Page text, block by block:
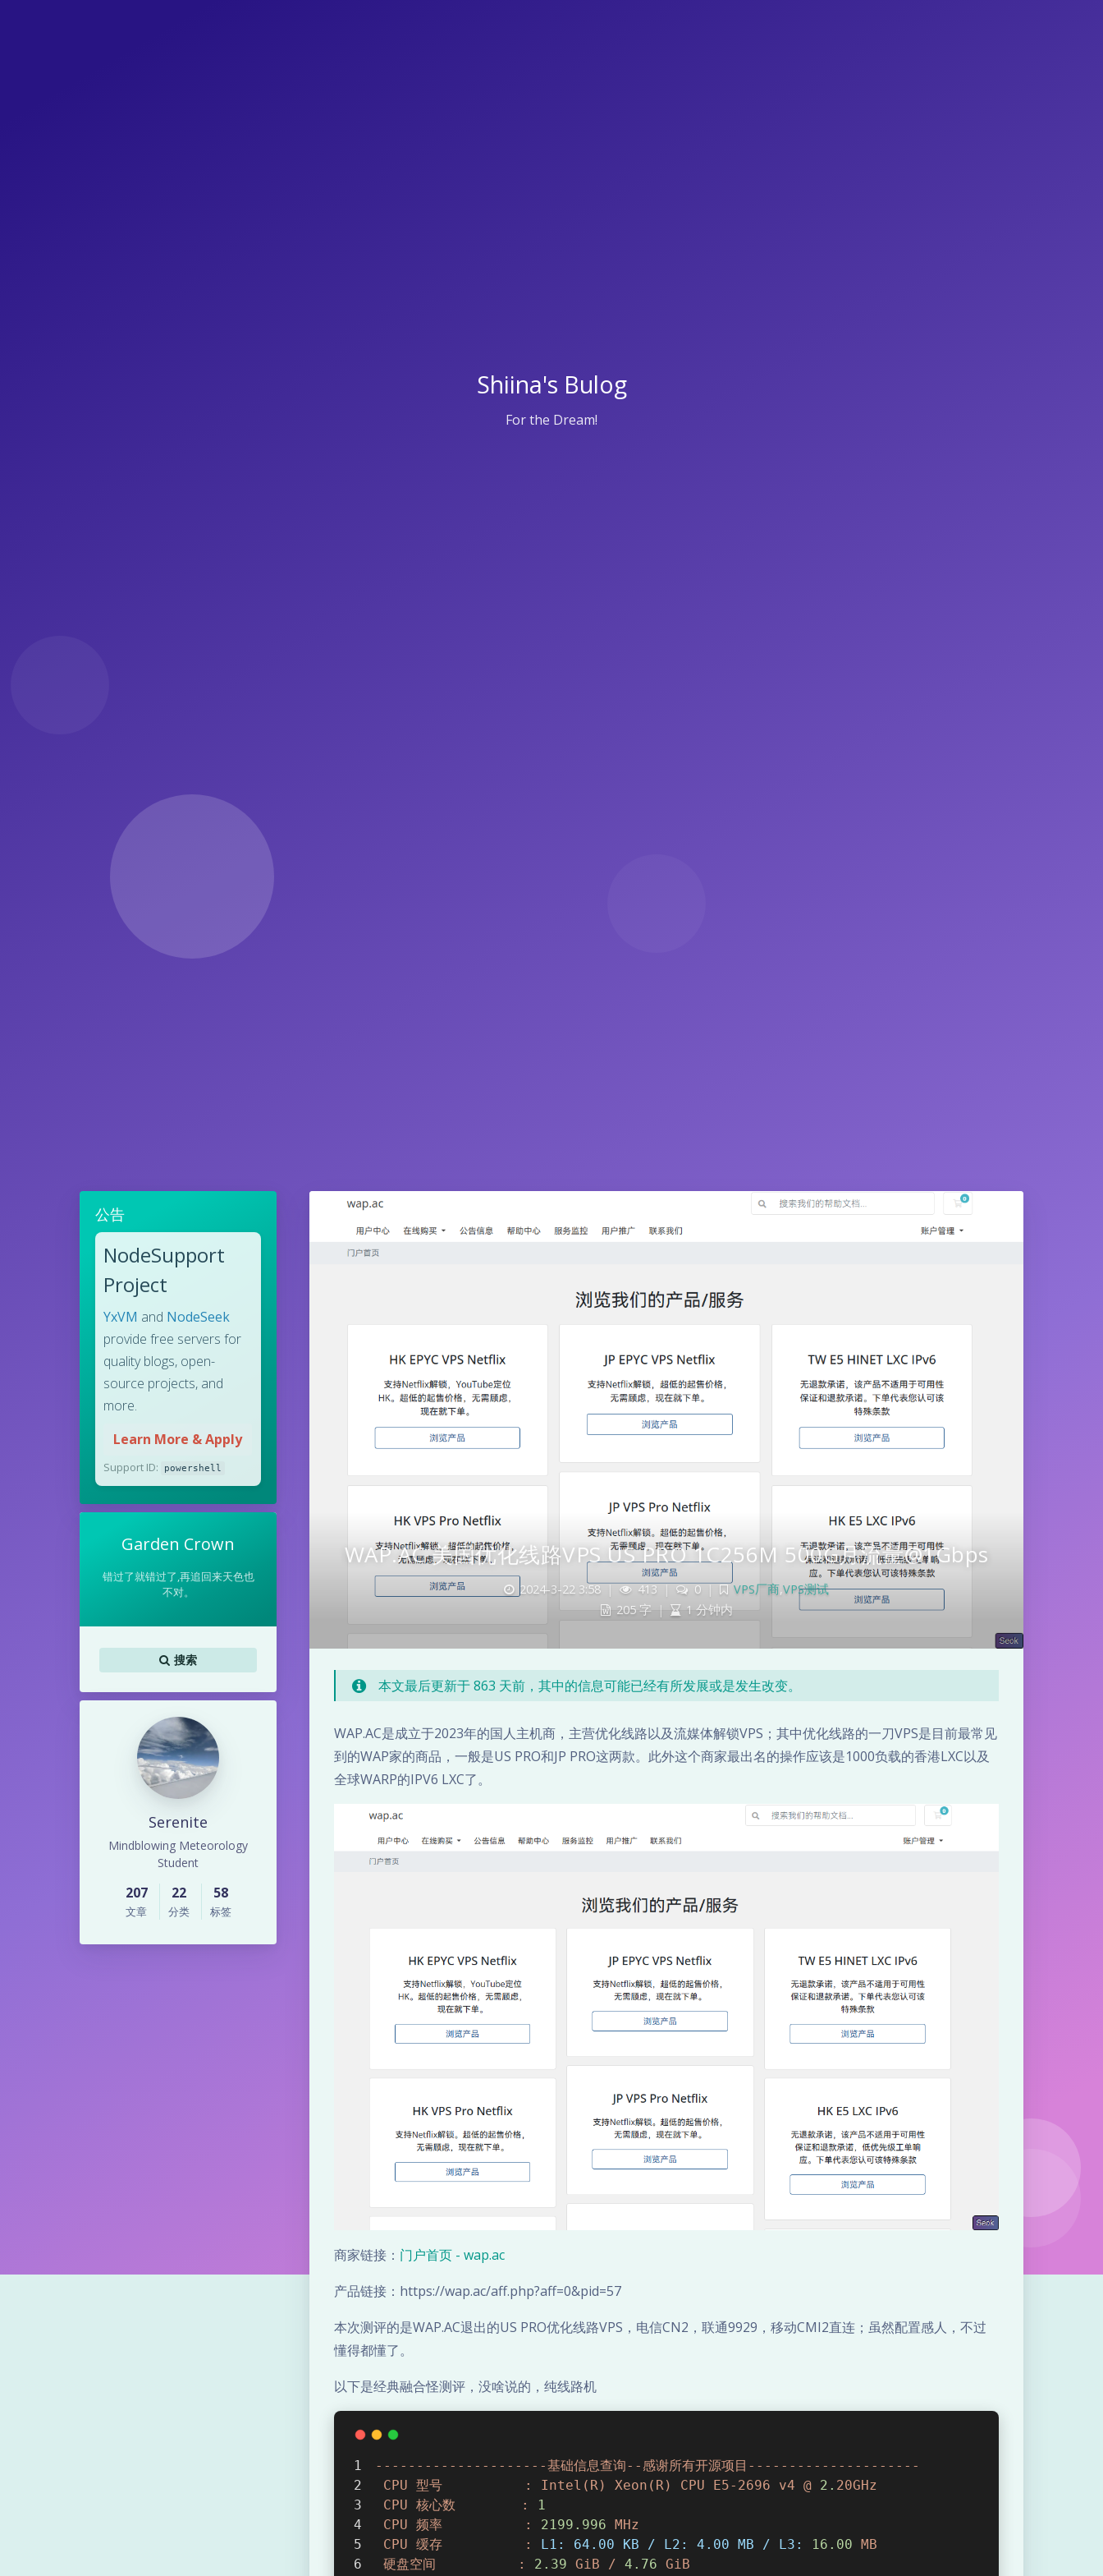
Shiina's Bulog
For the Dream!
公告
NodeSupport
Project
YxVM and NodeSeek
provide free servers for
quality blogs, open-
source projects, and
more.
Learn More & Apply
Support ID: powershell
Garden Crown
错过了就错过了,再追回来天色也
不对。
搜索
Serenite
Mindblowing Meteorology
Student
207
文章
22
分类
58
标签
WAP.AC 美国优化线路VPS US PRO 1C256M 500G月流量@1Gbps
2024-3-22 3:58 413 0 VPS厂商,VPS测试
205 字 | 1 分钟内
本文最后更新于 863 天前，其中的信息可能已经有所发展或是发生改变。
WAP.AC是成立于2023年的国人主机商，主营优化线路以及流媒体解锁VPS；其中优化线路的一刀VPS是目前最常见
到的WAP家的商品，一般是US PRO和JP PRO这两款。此外这个商家最出名的操作应该是1000负载的香港LXC以及
全球WARP的IPV6 LXC了。
商家链接： 门户首页 - wap.ac
产品链接：https://wap.ac/aff.php?aff=0&pid=57
本次测评的是WAP.AC退出的US PRO优化线路VPS，电信CN2，联通9929，移动CMI2直连；虽然配置感人，不过
懂得都懂了。
以下是经典融合怪测评，没啥说的，纯线路机
---------------------基础信息查询--感谢所有开源项目---------------------
CPU 型号 : Intel(R) Xeon(R) CPU E5-2696 v4 @ 2. 20GHz
CPU 核心数 :
1
CPU 频率 : 2199.996
MHz
CPU 缓存 : L1: 64.00 KB / L2: 4.00 MB / L3: 16.00
MB
硬盘空间
: 2.39 GiB / 4.76 GiB